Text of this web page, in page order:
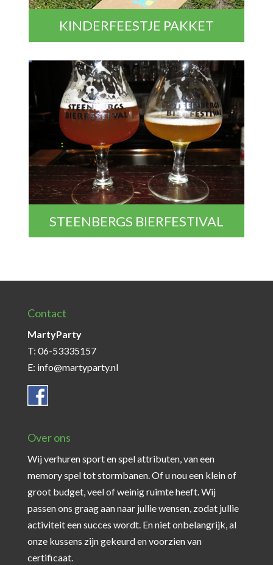
KINDERFEESTJE PAKKET
STEENBERGS BIERFESTIVAL
Contact
MartyParty
T: 06-53335157
E: info@martyparty.nl
Over ons
Wij verhuren sport en spel attributen, van een
memory spel tot stormbanen. Of u nou een klein of
groot budget, veel of weinig ruimte heeft. Wij
passen ons graag aan naar jullie wensen, zodat jullie
activiteit een succes wordt. En niet onbelangrijk, al
onze kussens zijn gekeurd en voorzien van
certificaat.